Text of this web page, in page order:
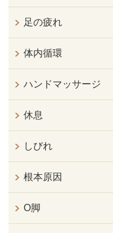
足の疲れ
体内循環
ハンドマッサージ
休息
しびれ
根本原因
O脚